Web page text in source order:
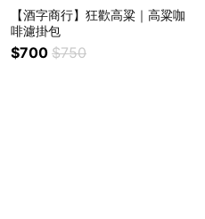
【酒字商行】狂歡高粱｜高粱咖
啡濾掛包
$700 $750